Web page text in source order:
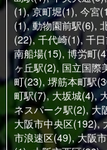
(1),京町堀(1), 今宮
(1),動物園前駅(6),
(22),千代崎(1), 千
南船場(15), 博労町
ヶ丘駅(2), 国立国際
町(23), 堺筋本町駅
町駅(7),大坂城(4),
ネスパーク駅(2), 大
大阪市中央区(192),
市浪速区(49),大阪